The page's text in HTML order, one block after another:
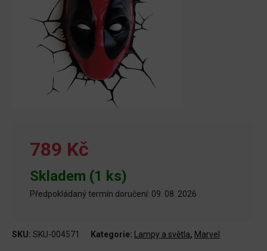
789 Kč
Skladem (1 ks)
Předpokládaný termín doručení: 09. 08. 2026
SKU: SKU-004571 Kategorie: Lampy a světla, Marvel